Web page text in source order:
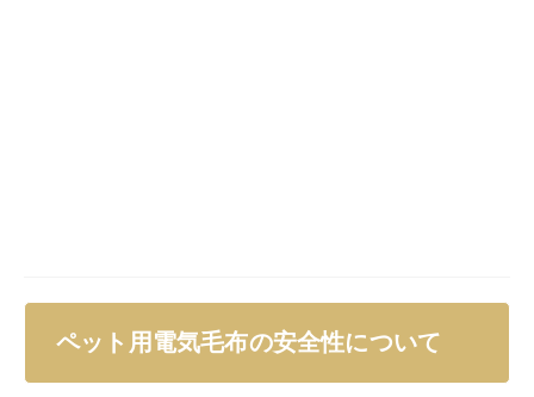
ペット用電気毛布の安全性について